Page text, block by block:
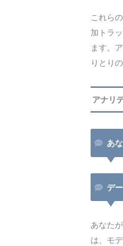
これら
加トラ
ます。
りとり
アナリ
あ
デ
あなた
は、モ